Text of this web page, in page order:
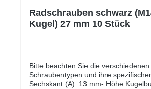
Radschrauben schwarz
Kugel) 27 mm 10 Stück
Bitte beachten Sie die verschiedenen
Schraubentypen und ihre
Sechskant (A): 13 mm- Höhe